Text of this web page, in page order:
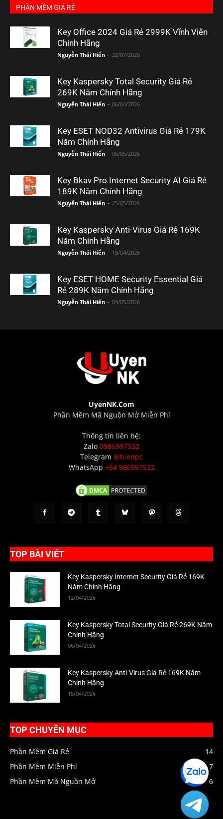
PHẦN MỀM GIÁ RẺ
Key Office 2024 Giá Rẻ 2999K Vĩnh Viễn
Chính Hãng
Nguyễn Thái Hiển - 22/07/2026
Key Kaspersky Total Security Giá Rẻ
269K Năm Chính Hãng
Nguyễn Thái Hiển - 06/04/2026
Key ESET NOD32 Antivirus Giá Rẻ 179K
Năm Chính Hãng
Nguyễn Thái Hiển - 06/05/2026
Key Bkav Pro Internet Security AI Giá Rẻ
189K Năm Chính Hãng
Nguyễn Thái Hiển - 25/05/2026
Key Kaspersky Anti-Virus Giá Rẻ 169K
Năm Chính Hãng
Nguyễn Thái Hiển - 15/04/2026
Key ESET HOME Security Essential Giá
Rẻ 289K Năm Chính Hãng
Nguyễn Thái Hiển - 04/05/2026
UyenNK.Com
Phần Mềm Mã Nguồn Mở Miễn Phí
Thông tin liên hệ:
Zalo 0986997532
Telegram @hienpc
WhatsApp +84 986997532
TOP BÀI VIẾT
Key Kaspersky Internet Security Giá Rẻ 169K
Năm Chính Hãng
12/04/2026
Key Kaspersky Total Security Giá Rẻ 269K Năm
Chính Hãng
06/04/2026
Key Kaspersky Anti-Virus Giá Rẻ 169K Năm
Chính Hãng
15/04/2026
TOP CHUYÊN MỤC
Phần Mềm Giá Rẻ
14
Phần Mềm Miễn Phí
7
Phần Mềm Mã Nguồn Mở
6
Zalo
HIENPC
HIENPC